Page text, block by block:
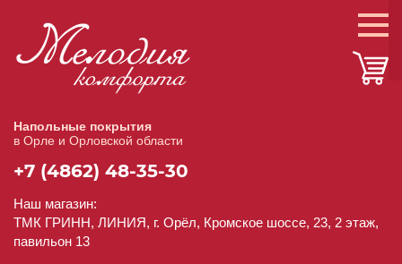
Напольные покрытия
в Орле и Орловской области
+7 (4862) 48-35-30
Наш магазин:
ТМК ГРИНН, ЛИНИЯ, г. Орёл, Кромское шоссе, 23, 2 этаж,
павильон 13